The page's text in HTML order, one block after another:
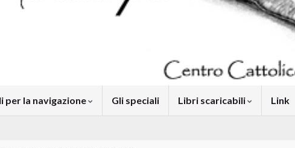
per la navigazione Gli speciali Libri scaricabili Link